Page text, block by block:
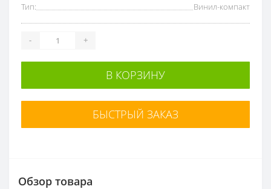
Тип:
Винил-компакт
- +
В КОРЗИНУ
БЫСТРЫЙ ЗАКАЗ
Обзор товара